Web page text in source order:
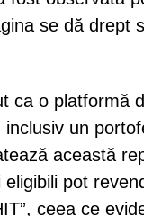
se dă drept
ca o platformă
un
această
pot
ceea ce